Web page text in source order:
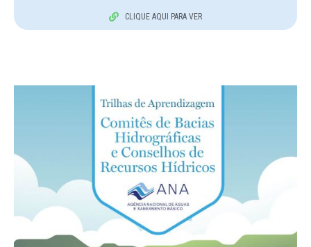
CLIQUE AQUI PARA VER